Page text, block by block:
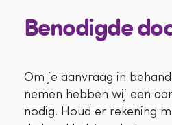
Benodigde
Om je aanvraag in
nemen hebben wij een
nodig. Houd er rekening